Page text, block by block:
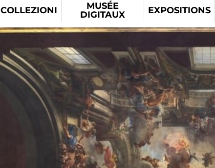
COLLEZIONI
MUSÉE
DIGITAUX
EXPOSITIONS